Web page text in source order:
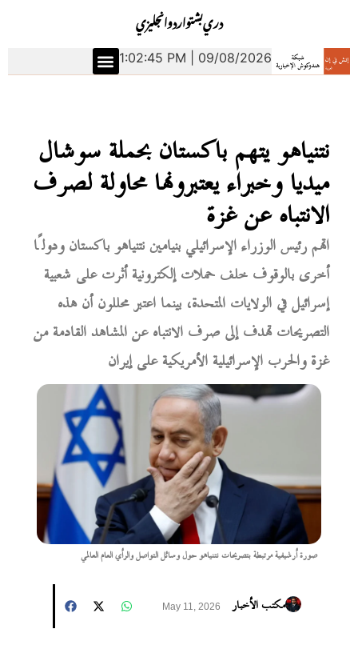
انجليزياردوبشتودري
1:02:46 PM | 09/08/2026
نتنياهو يتهم باكستان بحملة سوشال
ميديا وخبراء يعتبرونها محاولة لصرف
الانتباه عن غزة
اتهم رئيس الوزراء الإسرائيلي بنيامين نتنياهو باكستان ودولًا
أخرى بالوقوف خلف حملات إلكترونية أثرت على شعبية
إسرائيل في الولايات المتحدة، بينما اعتبر محللون أن هذه
التصريحات تهدف إلى صرف الانتباه عن المشاهد القادمة من
غزة والحرب الإسرائيلية الأمريكية على إيران
صورة أرشيفية مرتبطة بتصريحات نتنياهو حول وسائل التواصل والرأي العام العالمي
مكتب الأخبار May 11, 2026